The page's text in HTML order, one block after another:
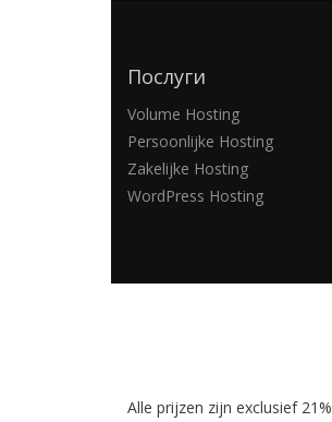
Послуги
Volume Hosting
Persoonlijke Hosting
Zakelijke Hosting
WordPress Hosting
Alle prijzen zijn exclusief